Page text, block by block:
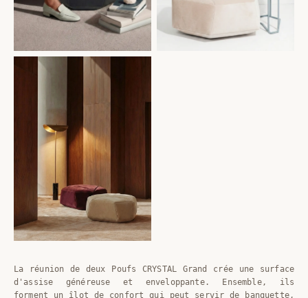
La réunion de deux Poufs CRYSTAL Grand crée une surface
d'assise généreuse et enveloppante. Ensemble, ils
forment un îlot de confort qui peut servir de banquette,